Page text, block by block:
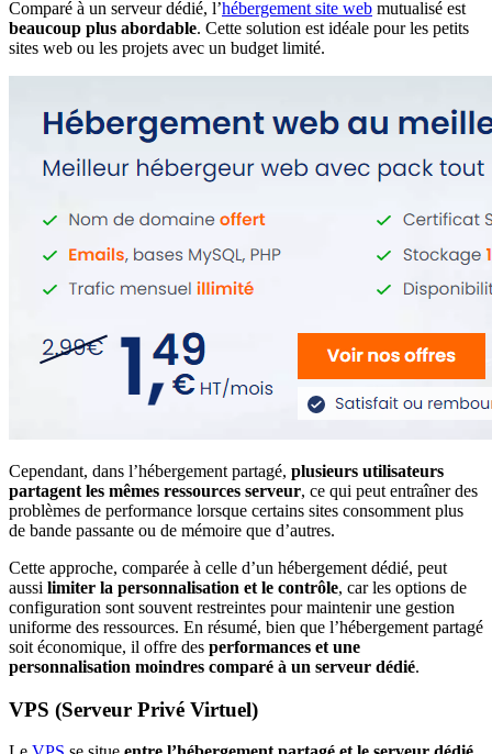
Comparé à un serveur dédié, l’hébergement site web mutualisé est
beaucoup plus abordable. Cette solution est idéale pour les petits
sites web ou les projets avec un budget limité.
Cependant, dans l’hébergement partagé, plusieurs utilisateurs
partagent les mêmes ressources serveur, ce qui peut entraîner des
problèmes de performance lorsque certains sites consomment plus
de bande passante ou de mémoire que d’autres.
Cette approche, comparée à celle d’un hébergement dédié, peut
aussi limiter la personnalisation et le contrôle, car les options de
configuration sont souvent restreintes pour maintenir une gestion
uniforme des ressources. En résumé, bien que l’hébergement partagé
soit économique, il offre des performances et une
personnalisation moindres comparé à un serveur dédié.
VPS (Serveur Privé Virtuel)